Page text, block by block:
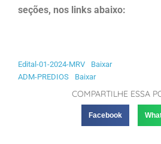
seções, nos links abaixo:
Edital-01-2024-MRV
Baixar
ADM-PREDIOS
Baixar
COMPARTILHE ESSA
Facebook